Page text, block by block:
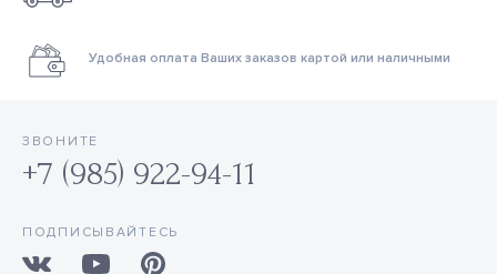
Удобная оплата Ваших заказов картой или наличными
ЗВОНИТЕ
+7 (985) 922-94-11
ПОДПИСЫВАЙТЕСЬ